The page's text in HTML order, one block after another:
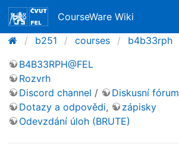
CourseWare Wiki
b251
courses b4b33rph
B4B33RPH@FEL
Rozvrh
Discord channel /
Diskusní fórum
Dotazy a odpovědi,
zápisky
Odevzdání úloh (BRUTE)